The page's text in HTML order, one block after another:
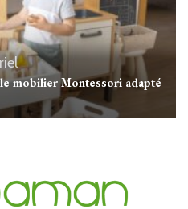
mobilier Montessori adapté